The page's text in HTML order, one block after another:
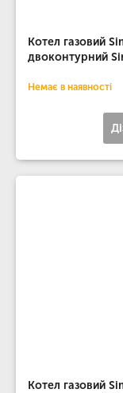
Котел газовий
двоконтурний
Немає в наявності
Котел газовий